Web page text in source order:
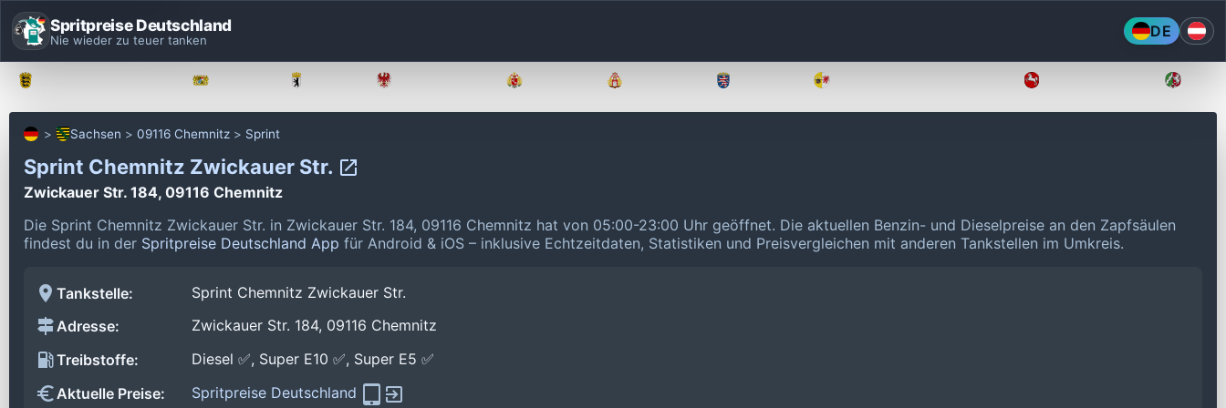
Spritpreise Deutschland
Nie wieder zu teuer tanken DE
Sachsen 09116 Chemnitz Sprint
Sprint Chemnitz Zwickauer Str.
Zwickauer Str. 184, 09116 Chemnitz
Die Sprint Chemnitz Zwickauer Str. in Zwickauer Str. 184, 09116 Chemnitz hat von 05:00-23:00 Uhr geöffnet. Die aktuellen Benzin- und Dieselpreise an den Zapfsäulen
findest du in der Spritpreise Deutschland App für Android & iOS – inklusive Echtzeitdaten, Statistiken und Preisvergleichen mit anderen Tankstellen im Umkreis.
Tankstelle:
Sprint Chemnitz Zwickauer Str.
Adresse:
Zwickauer Str. 184, 09116 Chemnitz
Treibstoffe:
Diesel ✅, Super E10 ✅, Super E5 ✅
Aktuelle Preise:
Spritpreise Deutschland